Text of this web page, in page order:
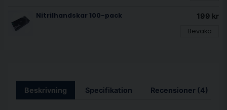
Nitrilhandskar 100-pack
199 kr
Bevaka
Beskrivning Specifikation Recensioner (4)